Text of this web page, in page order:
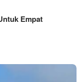
Empat